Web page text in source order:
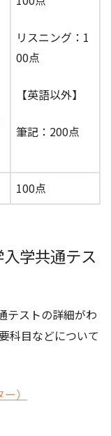
リスニング：1
00点
【英語以外】
筆記：200点
100点
学共通テス
テストの詳細がわ
科目などについて
）